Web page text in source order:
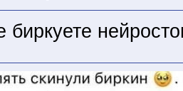
биркуете